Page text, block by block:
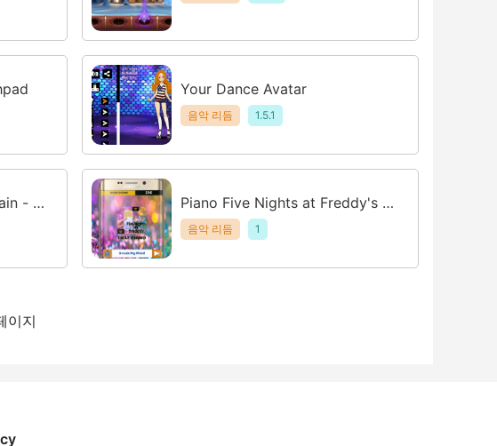
Your Dance Avatar
음악 리듬 1.5.1
- Pi
Piano Five Nights at Freddy's S
ong Games
음악 리듬 1
이지